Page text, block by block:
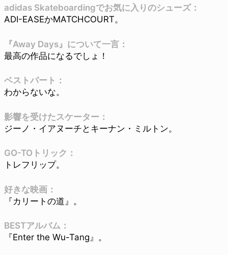
adidas Skateboardingでお気に入りのシューズ：
ADI-EASEかMATCHCOURT。
『Away Days』について一言：
最高の作品になるでしょ！
ベストパート：
わからないな。
影響を受けたスケーター：
ジーノ・イアヌーチとキーナン・ミルトン。
GO-TOトリック：
トレフリップ。
好きな映画：
『カリートの道』。
BESTアルバム：
『Enter the Wu-Tang』。